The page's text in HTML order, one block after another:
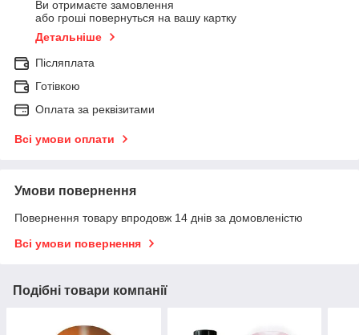
Ви отримаєте замовлення
або гроші повернуться на вашу картку
Детальніше
Післяплата
Готівкою
Оплата за реквізитами
Всі умови оплати
Умови повернення
Повернення товару впродовж 14 днів за домовленістю
Всі умови повернення
Подібні товари компанії